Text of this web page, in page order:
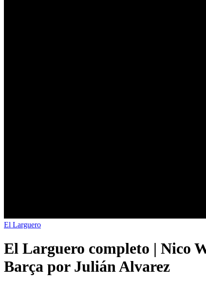
El Larguero
El Larguero completo | Nico
Barça por Julián Alvarez